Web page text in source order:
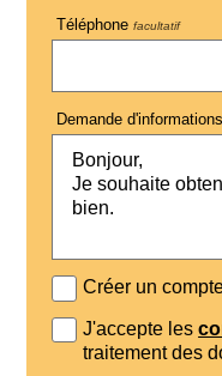
Téléphone facultatif
Demande d'informations
Créer un
J'accepte les
traitement des